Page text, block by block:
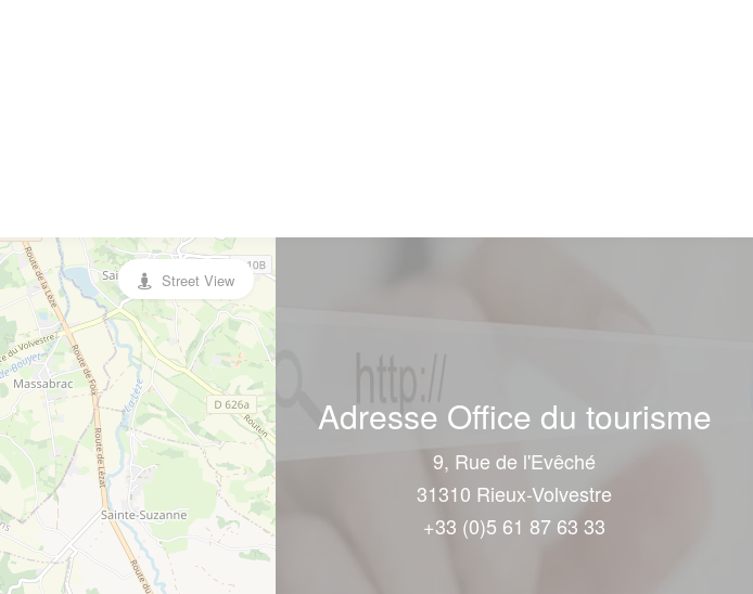
Street View
Adresse Office du tourisme
9, Rue de l'Evêché
31310 Rieux-Volvestre
+33 (0)5 61 87 63 33